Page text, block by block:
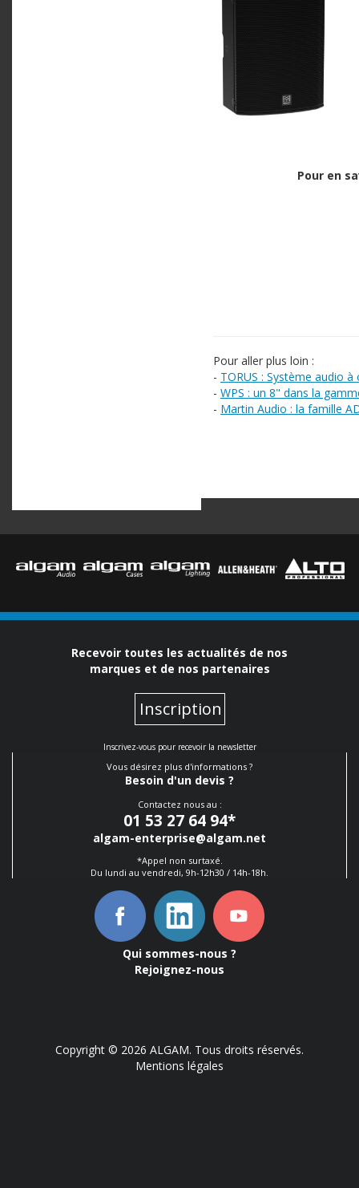
Pour en
Pour aller plus loin :
- TORUS : Système audio
- WPS : un 8" dans la
- Martin Audio : la famille
Recevoir toutes les actualités de nos
marques et de nos partenaires
Inscription
Inscrivez-vous pour recevoir la newsletter
Vous désirez plus d'informations ?
Besoin d'un devis ?
Contactez nous au :
01 53 27 64 94*
algam-enterprise@algam.net
*Appel non surtaxé.
Du lundi au vendredi, 9h-12h30 / 14h-18h.
Qui sommes-nous ?
Rejoignez-nous
Copyright © 2026 ALGAM. Tous droits réservés.
Mentions légales